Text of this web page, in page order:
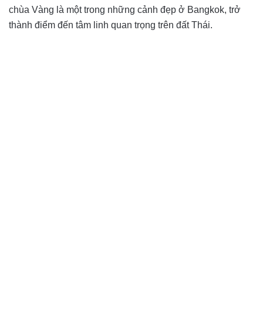
chùa Vàng là một trong những cảnh đẹp ở Bangkok, trở
thành điểm đến tâm linh quan trọng trên đất Thái.